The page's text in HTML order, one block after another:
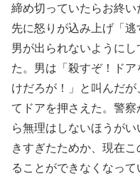
締め切っていたらお終
先に怒りが込み上げ「
男が出られないように
た。男は「殺すぞ！ド
けだろが！」と叫んだ
てドアを押さえた。警
ら無理はしないほうが
きすぎたためか、現在
ることができなくなって